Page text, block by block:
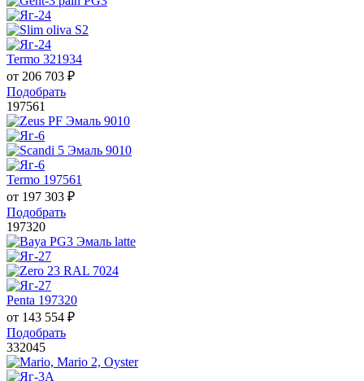
Termo 321934
от 206 703 ₽
Подобрать
197561
Termo 197561
от 197 303 ₽
Подобрать
197320
Penta 197320
от 143 554 ₽
Подобрать
332045